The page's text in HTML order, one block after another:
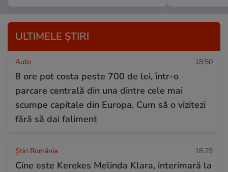
ULTIMELE ȘTIRI
Auto 18:50
8 ore pot costa peste 700 de lei, într-o
parcare centrală din una dintre cele mai
scumpe capitale din Europa. Cum să o vizitezi
fără să dai faliment
Știri România 18:29
Cine este Kerekes Melinda Klara, interimară la